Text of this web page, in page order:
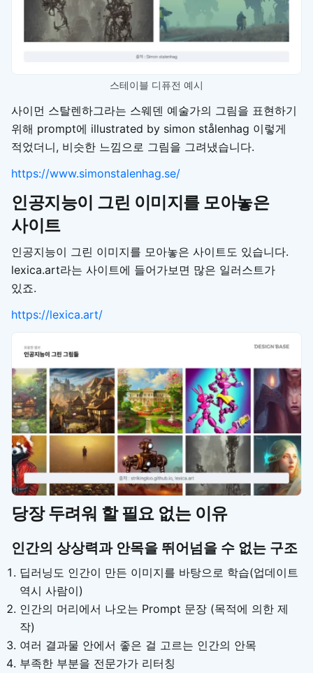
스테이블 디퓨전 예시
사이먼 스탈렌하그라는 스웨덴 예술가의 그림을 표현하기
위해 prompt에 illustrated by simon stålenhag 이렇게
적었더니, 비슷한 느낌으로 그림을 그려냈습니다.
https://www.simonstalenhag.se/
인공지능이 그린 이미지를 모아놓은
사이트
인공지능이 그린 이미지를 모아놓은 사이트도 있습니다.
lexica.art라는 사이트에 들어가보면 많은 일러스트가
있죠.
https://lexica.art/
당장 두려워 할 필요 없는 이유
인간의 상상력과 안목을 뛰어넘을 수 없는 구조
딥러닝도 인간이 만든 이미지를 바탕으로 학습(업데이트
역시 사람이)
인간의 머리에서 나오는 Prompt 문장 (목적에 의한 제
작)
여러 결과물 안에서 좋은 걸 고르는 인간의 안목
부족한 부분을 전문가가 리터칭